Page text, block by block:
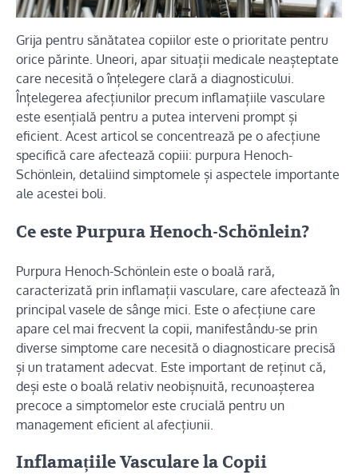
Grija pentru sănătatea copiilor este o prioritate pentru
orice părinte. Uneori, apar situații medicale neașteptate
care necesită o înțelegere clară a diagnosticului.
Înțelegerea afecțiunilor precum inflamațiile vasculare
este esențială pentru a putea interveni prompt și
eficient. Acest articol se concentrează pe o afecțiune
specifică care afectează copiii: purpura Henoch-
Schönlein, detaliind simptomele și aspectele importante
ale acestei boli.
Ce este Purpura Henoch-Schönlein?
Purpura Henoch-Schönlein este o boală rară,
caracterizată prin inflamații vasculare, care afectează în
principal vasele de sânge mici. Este o afecțiune care
apare cel mai frecvent la copii, manifestându-se prin
diverse simptome care necesită o diagnosticare precisă
și un tratament adecvat. Este important de reținut că,
deși este o boală relativ neobișnuită, recunoașterea
precoce a simptomelor este crucială pentru un
management eficient al afecțiunii.
Inflamațiile Vasculare la Copii